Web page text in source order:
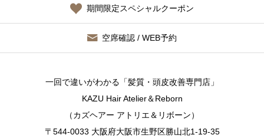
期間限定スペシャルクーポン
空席確認 / WEB予約
一回で違いがわかる「髪質・頭皮改善専門店」
KAZU Hair Atelier＆Reborn
（カズヘアー アトリエ＆リボーン）
〒544-0033 大阪府大阪市生野区勝山北1-19-35